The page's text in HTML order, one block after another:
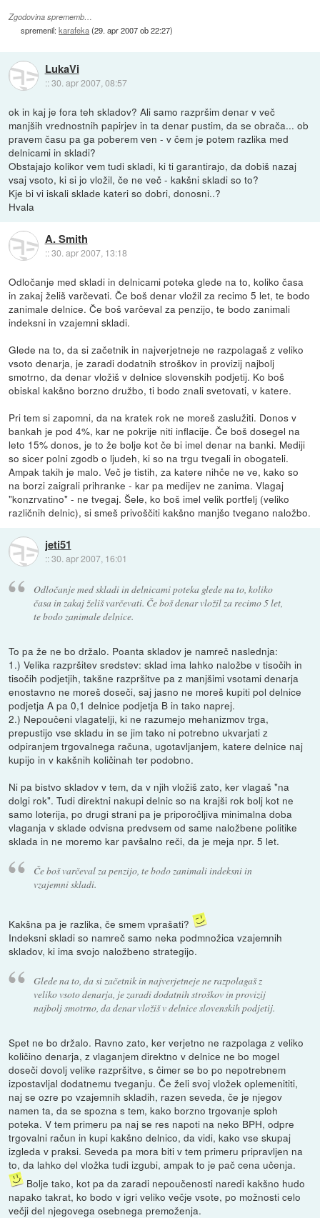
Zgodovina sprememb…
spremenil:karafeka(29. apr 2007 ob 22:27)
LukaVi
::30. apr 2007, 08:57
ok in kaj je fora teh skladov? Ali samo razpršim denar v več
manjših vrednostnih papirjev in ta denar pustim, da se obrača... ob
pravem času pa ga poberem ven - v čem je potem razlika med
delnicami in skladi?
Obstajajo kolikor vem tudi skladi, ki ti garantirajo, da dobiš nazaj
vsaj vsoto, ki si jo vložil, če ne več - kakšni skladi so to?
Kje bi vi iskali sklade kateri so dobri, donosni..?
Hvala
A. Smith
::30. apr 2007, 13:18
Odločanje med skladi in delnicami poteka glede na to, koliko časa
in zakaj želiš varčevati. Če boš denar vložil za recimo 5 let, te bodo
zanimale delnice. Če boš varčeval za penzijo, te bodo zanimali
indeksni in vzajemni skladi.
Glede na to, da si začetnik in najverjetneje ne razpolagaš z veliko
vsoto denarja, je zaradi dodatnih stroškov in provizij najbolj
smotrno, da denar vložiš v delnice slovenskih podjetij. Ko boš
obiskal kakšno borzno družbo, ti bodo znali svetovati, v katere.
Pri tem si zapomni, da na kratek rok ne moreš zaslužiti. Donos v
bankah je pod 4%, kar ne pokrije niti inflacije. Če boš dosegel na
leto 15% donos, je to že bolje kot če bi imel denar na banki. Mediji
so sicer polni zgodb o ljudeh, ki so na trgu tvegali in obogateli.
Ampak takih je malo. Več je tistih, za katere nihče ne ve, kako so
na borzi zaigrali prihranke - kar pa medijev ne zanima. Vlagaj
"konzrvatino" - ne tvegaj. Šele, ko boš imel velik portfelj (veliko
različnih delnic), si smeš privoščiti kakšno manjšo tvegano naložbo.
jeti51
::30. apr 2007, 16:01
Odločanje med skladi in delnicami poteka glede na to, koliko
časa in zakaj želiš varčevati. Če boš denar vložil za recimo 5 let,
te bodo zanimale delnice.
To pa že ne bo držalo. Poanta skladov je namreč naslednja:
1.) Velika razpršitev sredstev: sklad ima lahko naložbe v tisočih in
tisočih podjetjih, takšne razpršitve pa z manjšimi vsotami denarja
enostavno ne moreš doseči, saj jasno ne moreš kupiti pol delnice
podjetja A pa 0,1 delnice podjetja B in tako naprej.
2.) Nepoučeni vlagatelji, ki ne razumejo mehanizmov trga,
prepustijo vse skladu in se jim tako ni potrebno ukvarjati z
odpiranjem trgovalnega računa, ugotavljanjem, katere delnice naj
kupijo in v kakšnih količinah ter podobno.
Ni pa bistvo skladov v tem, da v njih vložiš zato, ker vlagaš "na
dolgi rok". Tudi direktni nakupi delnic so na krajši rok bolj kot ne
samo loterija, po drugi strani pa je priporočljiva minimalna doba
vlaganja v sklade odvisna predvsem od same naložbene politike
sklada in ne moremo kar pavšalno reči, da je meja npr. 5 let.
Če boš varčeval za penzijo, te bodo zanimali indeksni in
vzajemni skladi.
Kakšna pa je razlika, če smem vprašati?
Indeksni skladi so namreč samo neka podmnožica vzajemnih
skladov, ki ima svojo naložbeno strategijo.
Glede na to, da si začetnik in najverjetneje ne razpolagaš z
veliko vsoto denarja, je zaradi dodatnih stroškov in provizij
najbolj smotrno, da denar vložiš v delnice slovenskih podjetij.
Spet ne bo držalo. Ravno zato, ker verjetno ne razpolaga z veliko
količino denarja, z vlaganjem direktno v delnice ne bo mogel
doseči dovolj velike razpršitve, s čimer se bo po nepotrebnem
izpostavljal dodatnemu tveganju. Če želi svoj vložek oplemenititi,
naj se ozre po vzajemnih skladih, razen seveda, če je njegov
namen ta, da se spozna s tem, kako borzno trgovanje sploh
poteka. V tem primeru pa naj se res napoti na neko BPH, odpre
trgovalni račun in kupi kakšno delnico, da vidi, kako vse skupaj
izgleda v praksi. Seveda pa mora biti v tem primeru pripravljen na
to, da lahko del vložka tudi izgubi, ampak to je pač cena učenja.
Bolje tako, kot pa da zaradi nepoučenosti naredi kakšno hudo
napako takrat, ko bodo v igri veliko večje vsote, po možnosti celo
večji del njegovega osebnega premoženja.